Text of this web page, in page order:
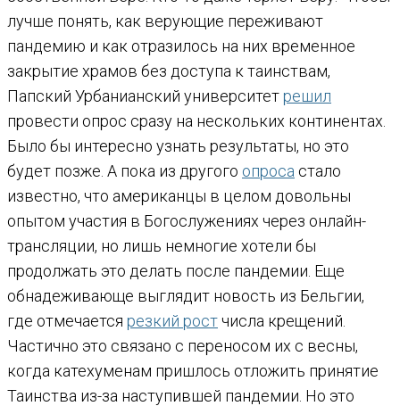
лучше понять, как верующие переживают
пандемию и как отразилось на них временное
закрытие храмов без доступа к таинствам,
Папский Урбанианский университетрешил
провести опрос сразу на нескольких континентах.
Было бы интересно узнать результаты, но это
будет позже. А пока из другого опроса стало
известно, что американцы в целом довольны
опытом участия в Богослужениях через онлайн-
трансляции, но лишь немногие хотели бы
продолжать это делать после пандемии. Еще
обнадеживающе выглядит новость из Бельгии,
где отмечается резкий ростчисла крещений.
Частично это связано с переносом их с весны,
когда катехуменам пришлось отложить принятие
Таинства из-за наступившей пандемии. Но это